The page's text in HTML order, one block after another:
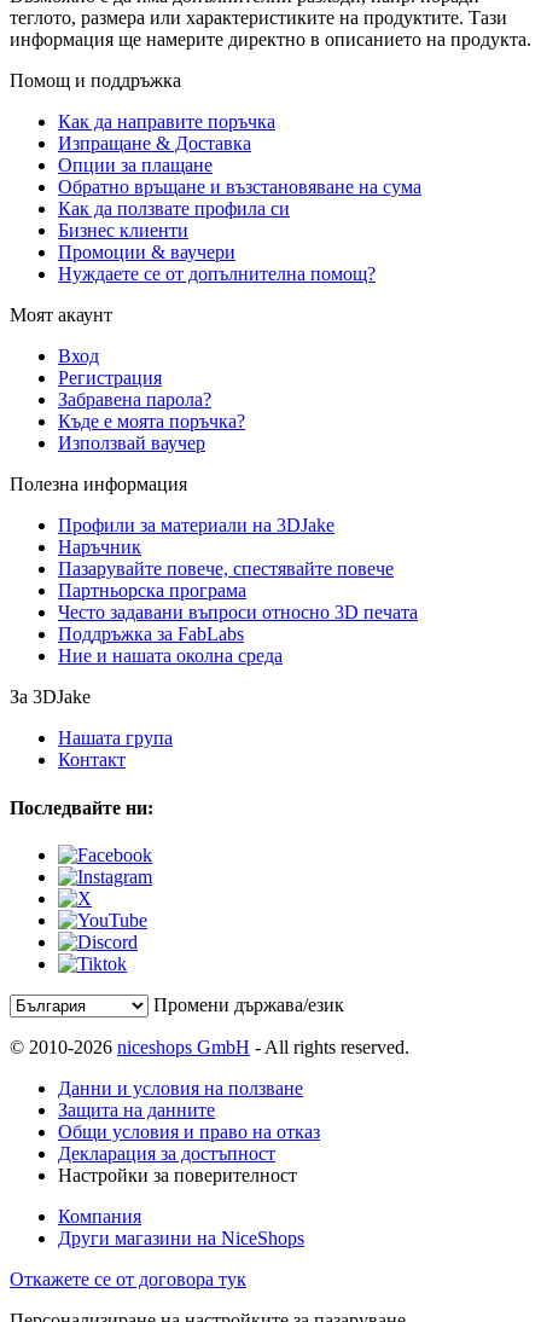
теглото, размера или характеристиките на продуктите. Тази
информация ще намерите директно в описанието на продукта.
Помощ и поддръжка
Как да направите поръчка
Изпращане & Доставка
Опции за плащане
Обратно връщане и възстановяване на сума
Как да ползвате профила си
Бизнес клиенти
Промоции & ваучери
Нуждаете се от допълнителна помощ?
Моят акаунт
Вход
Регистрация
Забравена парола?
Къде е моята поръчка?
Използвай ваучер
Полезна информация
Профили за материали на 3DJake
Наръчник
Пазарувайте повече, спестявайте повече
Партньорска програма
Често задавани въпроси относно 3D печата
Поддръжка за FabLabs
Ние и нашата околна среда
За 3DJake
Нашата група
Контакт
Последвайте ни:
Промени държава/език
© 2010-2026 niceshops GmbH - All rights reserved.
Данни и условия на ползване
Защита на данните
Общи условия и право на отказ
Декларация за достъпност
Настройки за поверителност
Компания
Други магазини на NiceShops
Откажете се от договора тук